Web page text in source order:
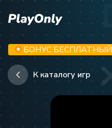
БОНУС БЕСПЛАТНЫЙ
К каталогу игр